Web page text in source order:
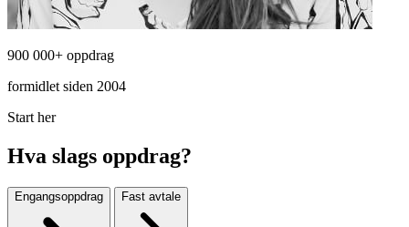
900 000+ oppdrag
formidlet siden 2004
Start her
Hva slags oppdrag?
Engangsoppdrag Fast avtale